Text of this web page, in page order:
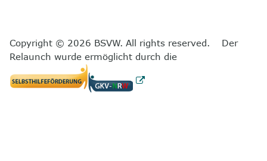
Copyright © 2026 BSVW. All rights reserved. Der
Relaunch wurde ermöglicht durch die